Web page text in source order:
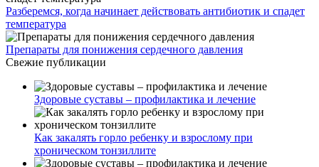
Разберемся, когда начинает действовать антибиотик и спадет
температура
Препараты для понижения сердечного давления
Свежие публикации
Здоровые суставы – профилактика и лечение
Как закалять горло ребенку и взрослому при
хроническом тонзиллите